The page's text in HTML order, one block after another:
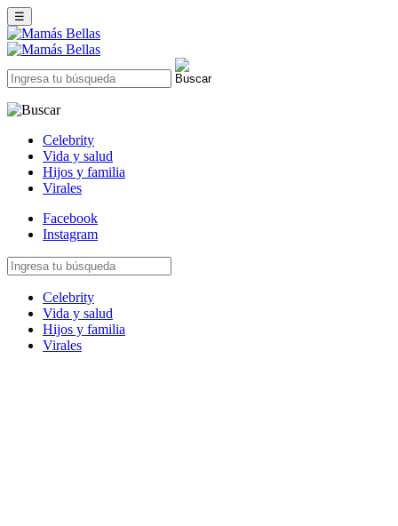
☰
Celebrity
Vida y salud
Hijos y familia
Virales
Facebook
Instagram
Celebrity
Vida y salud
Hijos y familia
Virales